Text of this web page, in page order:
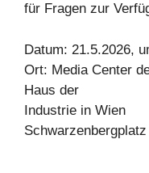
für Fragen zur
Datum: 21.5.2026,
Ort: Media Center
Haus der
Industrie in Wien